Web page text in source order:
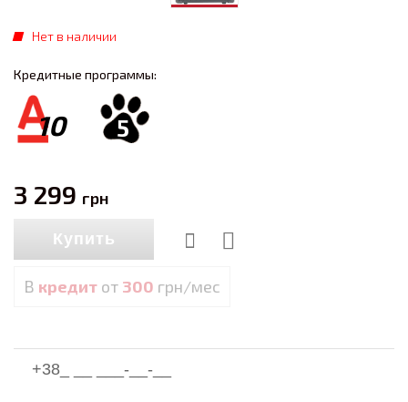
Нет в наличии
Кредитные программы:
10 5
3 299 грн
Купить
В кредит от 300 грн/мес